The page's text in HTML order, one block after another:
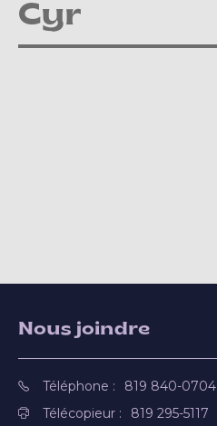
Cyr
Nous joindre
Téléphone :
819 840-0704
Télécopieur :
819 295-5117